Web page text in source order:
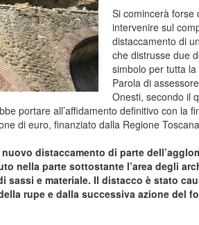
Si comincerà forse
intervenire sul
distaccamento di
che distrusse due
simbolo per tutta
Parola di
Onesti, secondo il
portare all’affidamento definitivo con la
di euro, finanziato dalla Regione
distaccamento di parte
nella parte sottostante l’area degli
sassi e materiale. Il distacco è stato
rupe e dalla successiva azione del